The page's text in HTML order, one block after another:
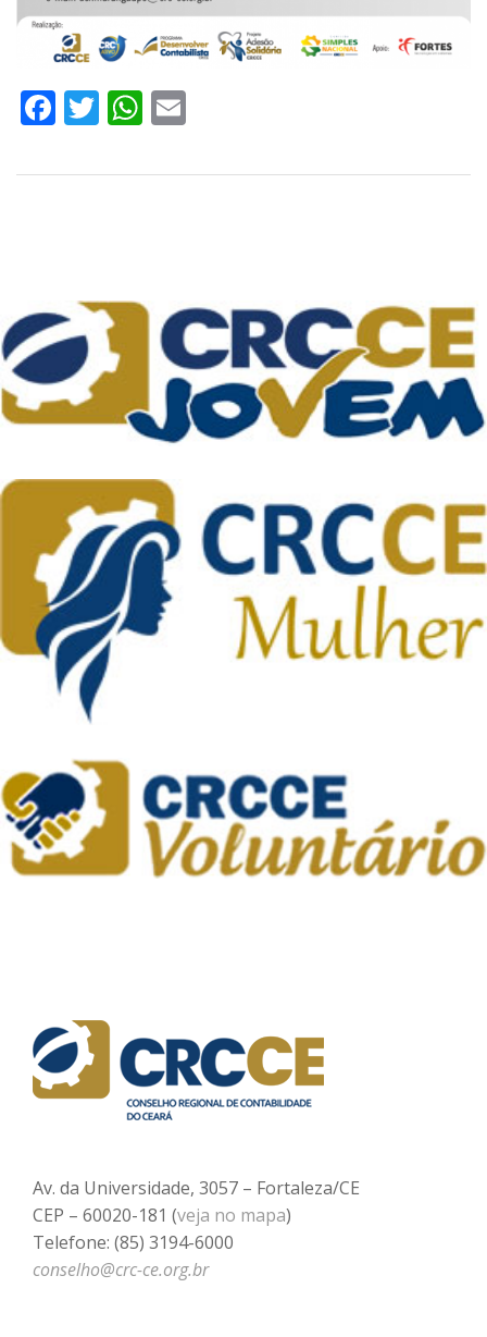
Facebook
TwitterWhatsApp
Av. da Universidade, 3057 – Fortaleza/CE
CEP – 60020-181 (veja no mapa)
Telefone: (85) 3194-6000
conselho@crc-ce.org.br